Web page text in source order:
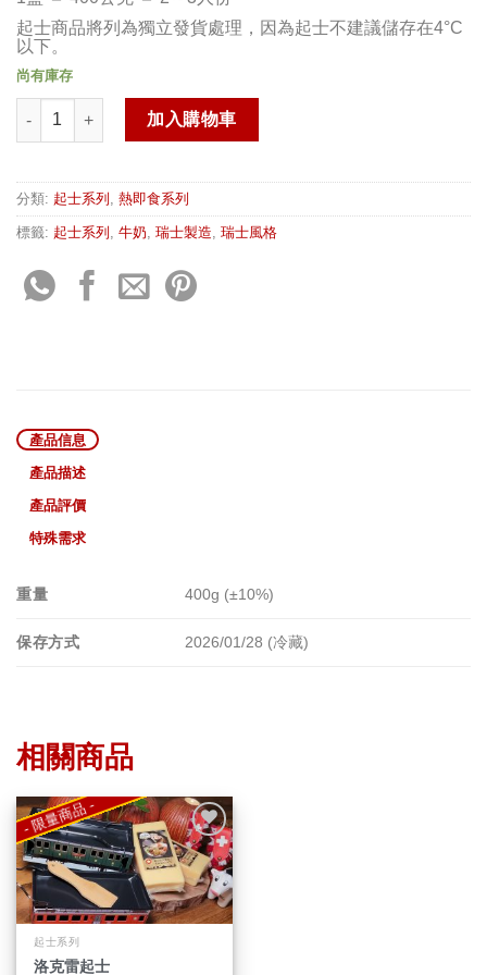
起士商品將列為獨立發貨處理，因為起士不建議儲存在4°C
以下。
尚有庫存
Alphütte's Cheese-Fondue 數量
加入購物車
分類: 起士系列 , 熱即食系列
標籤: 起士系列 , 牛奶, 瑞士製造, 瑞士風格
產品信息
產品描述
產品評價
特殊需求
重量 400g (±10%)
保存方式 2026/01/28 (冷藏)
相關商品
- 限量商品 -
Add to
wishlist
起士系列
洛克雷起士
此
產